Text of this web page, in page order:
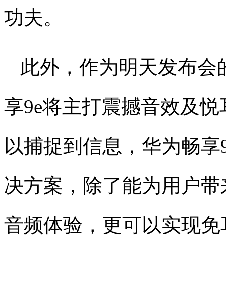
功夫。
此外，作为明天发布
享9e将主打震撼音效及
以捕捉到信息，华为畅
决方案，除了能为用户
音频体验，更可以实现